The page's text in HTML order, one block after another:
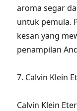
aroma segar
untuk pemula.
kesan yang
penampilan
7. Calvin Klein
Calvin Klein